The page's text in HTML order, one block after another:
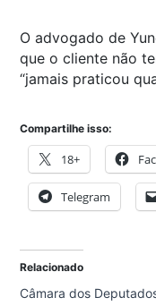
O advogado de
que o cliente não
“jamais praticou
Compartilhe isso:
18+
Telegram
Relacionado
Câmara dos